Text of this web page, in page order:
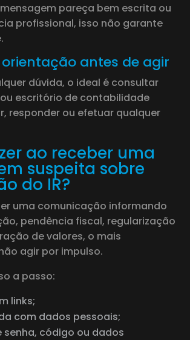
pareça bem escrita ou
profissional, isso não garante
orientação antes de agir
dúvida, o ideal é consultar
escritório de contabilidade
responder ou efetuar qualquer
ao receber uma
suspeita sobre
do IR?
uma comunicação informando
pendência fiscal, regularização
de valores, o mais
agir por impulso.
a passo:
links;
com dados pessoais;
senha, código ou dados